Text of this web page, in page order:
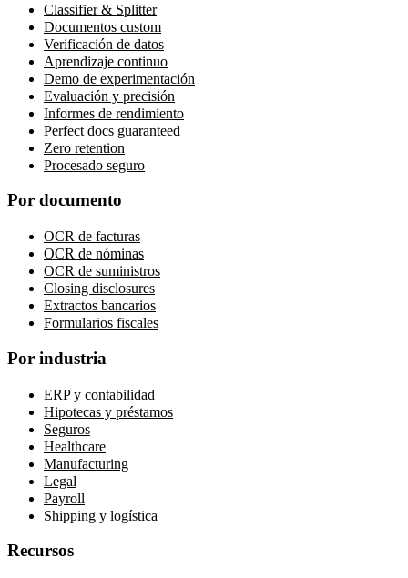
Classifier & Splitter
Documentos custom
Verificación de datos
Aprendizaje continuo
Demo de experimentación
Evaluación y precisión
Informes de rendimiento
Perfect docs guaranteed
Zero retention
Procesado seguro
Por documento
OCR de facturas
OCR de nóminas
OCR de suministros
Closing disclosures
Extractos bancarios
Formularios fiscales
Por industria
ERP y contabilidad
Hipotecas y préstamos
Seguros
Healthcare
Manufacturing
Legal
Payroll
Shipping y logística
Recursos